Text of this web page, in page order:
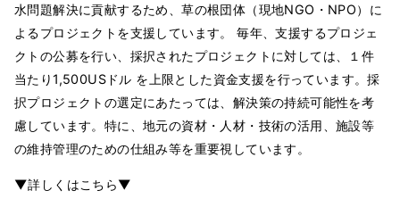
水問題解決に貢献するため、草の根団体（現地NGO・NPO）に
よるプロジェクトを支援しています。 毎年、支援するプロジェ
クトの公募を行い、採択されたプロジェクトに対しては、１件
当たり1,500USドル を上限とした資金支援を行っています。採
択プロジェクトの選定にあたっては、解決策の持続可能性を考
慮しています。特に、地元の資材・人材・技術の活用、施設等
の維持管理のための仕組み等を重要視しています。
▼詳しくはこちら▼